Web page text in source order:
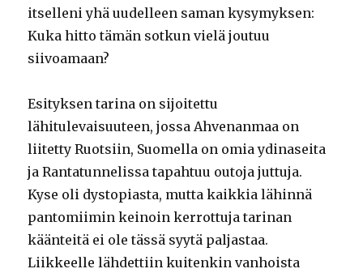
itselleni yhä uudelleen saman kysymyksen:
Kuka hitto tämän sotkun vielä joutuu
siivoamaan?
Esityksen tarina on sijoitettu
lähitulevaisuuteen, jossa Ahvenanmaa on
liitetty Ruotsiin, Suomella on omia ydinaseita
ja Rantatunnelissa tapahtuu outoja juttuja.
Kyse oli dystopiasta, mutta kaikkia lähinnä
pantomiimin keinoin kerrottuja tarinan
käänteitä ei ole tässä syytä paljastaa.
Liikkeelle lähdettiin kuitenkin vanhoista